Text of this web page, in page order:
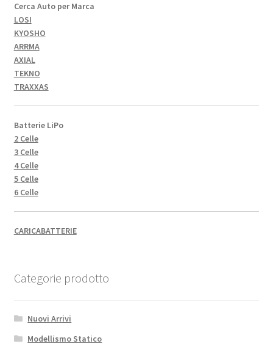
Cerca Auto per Marca
LOSI
KYOSHO
ARRMA
AXIAL
TEKNO
TRAXXAS
Batterie LiPo
2 Celle
3 Celle
4 Celle
5 Celle
6 Celle
CARICABATTERIE
Categorie prodotto
Nuovi Arrivi
Modellismo Statico